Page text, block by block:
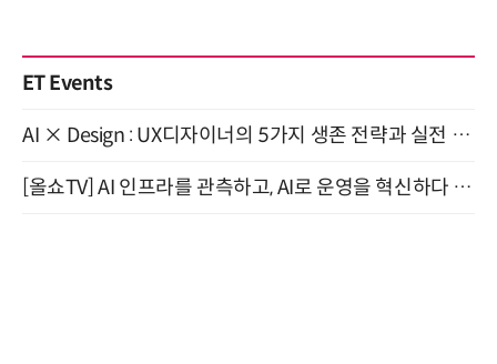
ET Events
AI × Design : UX디자이너의 5가지 생존 전략과 실전 대응 8월 28일 개최
[올쇼TV] AI 인프라를 관측하고, AI로 운영을 혁신하다 (8월 11일 생방송)